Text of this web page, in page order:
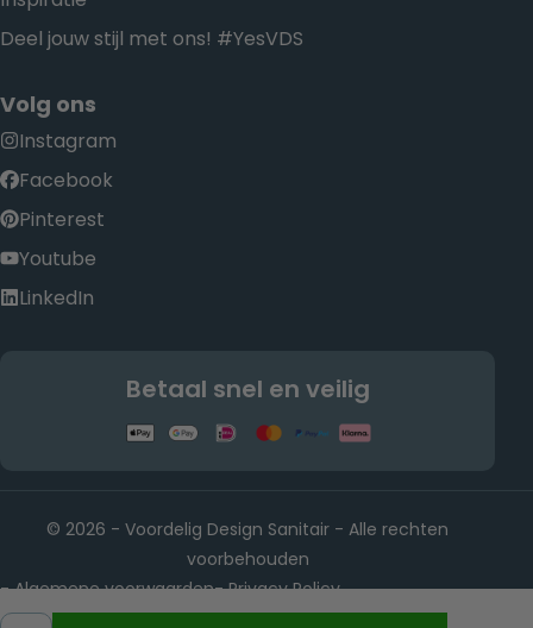
Deel jouw stijl met ons! #YesVDS
Volg ons
Instagram
Facebook
Pinterest
Youtube
LinkedIn
Betaal snel en veilig
© 2026 - Voordelig Design Sanitair - Alle rechten
voorbehouden
- Algemene voorwaarden- Privacy Policy
-Rietwijkeroordweg 22, 1432 JE Aalsmeer KvK-nummer: